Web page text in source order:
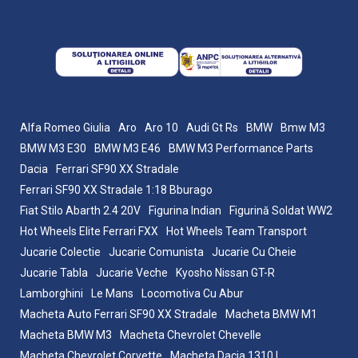
Alfa Romeo Giulia Aro Aro 10 Audi Gt Rs BMW
Bmw M3
BMW M3 E30
BMW M3 E46
BMW M3 Performance Parts
Dacia
Ferrari SF90 XX Stradale
Ferrari SF90 XX Stradale 1:18 Bburago
Fiat Stilo Abarth 2.4 20V
Figurina Indian
Figurină Soldat WW2
Hot Wheels Elite Ferrari FXX
Hot Wheels Team Transport
Jucarie Colectie
Jucarie Comunista
Jucarie Cu Cheie
Jucarie Tabla
Jucarie Veche
Kyosho Nissan GT-R
Lamborghini
Le Mans
Locomotiva Cu Abur
Macheta Auto Ferrari SF90 XX Stradale
Macheta BMW M1
Macheta BMW M3
Macheta Chevrolet Chevelle